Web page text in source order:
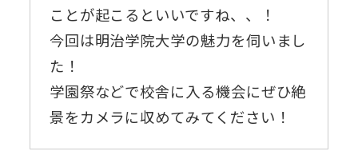
ことが起こるといいですね、、！
今回は明治学院大学の魅力を伺いまし
た！
学園祭などで校舎に入る機会にぜひ絶
景をカメラに収めてみてください！